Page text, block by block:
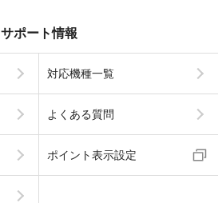
サポート情報
対応機種一覧
よくある質問
ポイント表示設定